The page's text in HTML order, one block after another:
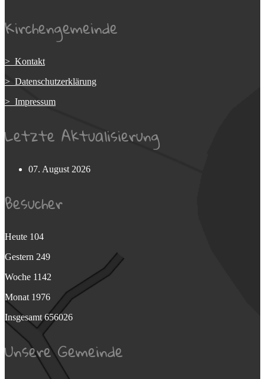
Kirchengemeinde
> Kontakt
> Datenschutzerklärung
> Impressum
Letzte Aktualisierung
07. August 2026
Besucher
Heute 104
Gestern 249
Woche 1142
Monat 1976
Insgesamt656026
Unsere Gemeinde